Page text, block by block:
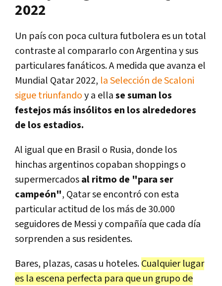
2022
Un país con poca cultura futbolera es un total
contraste al compararlo con Argentina y sus
particulares fanáticos. A medida que avanza el
Mundial Qatar 2022, la Selección de Scaloni
sigue triunfandoy a ellase suman los
festejos más insólitos en los alrededores
de los estadios.
Al igual que en Brasil o Rusia, donde los
hinchas argentinos copaban shoppings o
supermercadosal ritmo de "para ser
campeón", Qatar se encontró con esta
particular actitud de los más de 30.000
seguidores de Messi y compañía que cada día
sorprenden a sus residentes.
Bares, plazas, casas u hoteles.Cualquier lugar
es la escena perfecta para que un grupo de